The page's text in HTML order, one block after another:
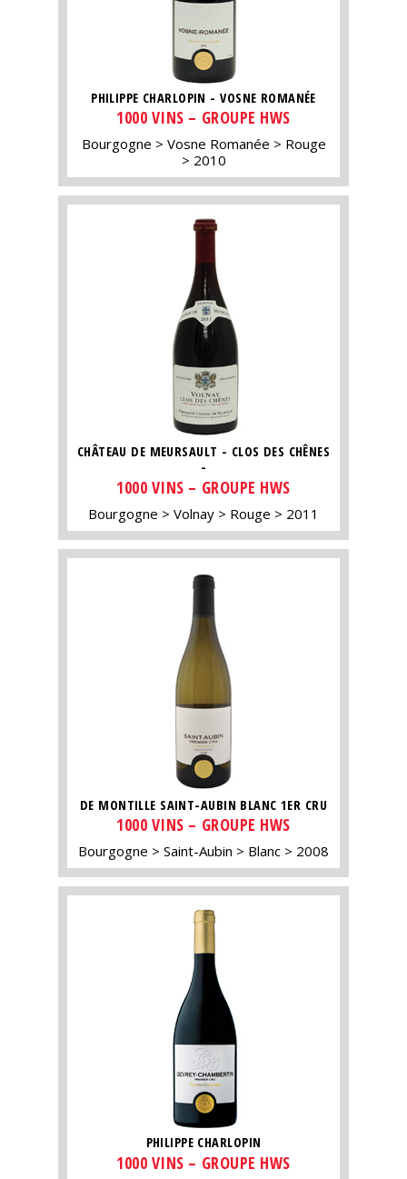
PHILIPPE CHARLOPIN - VOSNE ROMANÉE
1000 VINS – GROUPE HWS
Bourgogne Vosne Romanée
Rouge
2010
CHÂTEAU DE MEURSAULT - CLOS DES CHÊNES
-
1000 VINS – GROUPE HWS
Bourgogne Volnay Rouge 2011
DE MONTILLE SAINT-AUBIN BLANC 1ER CRU
1000 VINS – GROUPE HWS
Bourgogne Saint-Aubin Blanc 2008
PHILIPPE CHARLOPIN
1000 VINS – GROUPE HWS